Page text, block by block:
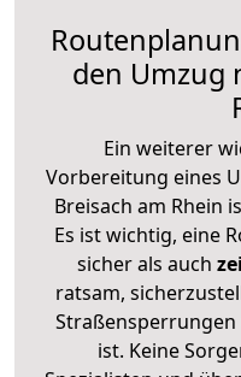
den Umzug
Ein weiterer
Vorbereitung eines
Breisach am Rhein
Es ist wichtig, eine
sicher als auch
ratsam,
ist. Keine